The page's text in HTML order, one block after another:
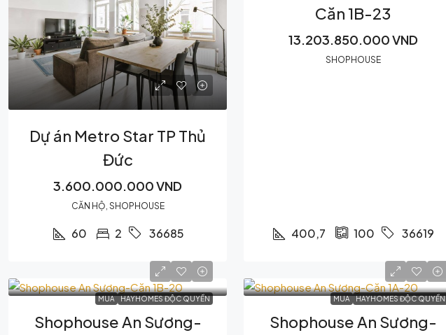
Dự án Metro Star TP Thủ
Đức
3.600.000.000 VND
CĂN HỘ, SHOPHOUSE
60 2 36685
Căn 1B-23
13.203.850.000 VND
SHOPHOUSE
400,7 100 36619
MUA HAYHOMES ĐỘC QUYỀN
Shophouse An Sương-
MUA HAYHOMES ĐỘC QUYỀN
Shophouse An Sương-